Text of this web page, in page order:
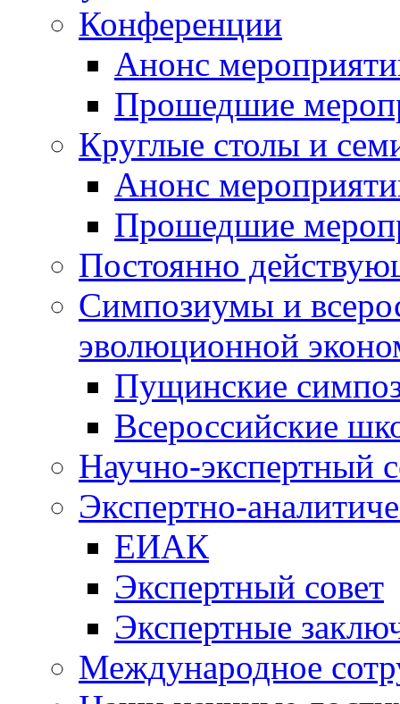
Конференции
Анонс
Прошедшие
Круглые столы и
Анонс
Прошедшие
Постоянно
Симпозиумы и
эволюционной
Пущинские
Всероссийские
Научно-экспертный
Экспертно-
ЕИАК
Экспертный совет
Экспертные
Международное